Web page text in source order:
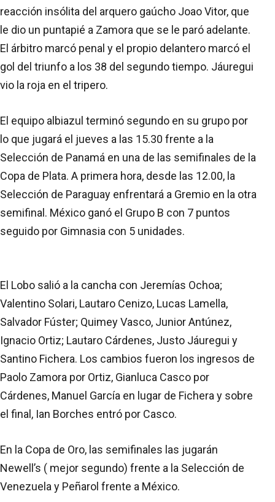
reacción insólita del arquero gaúcho Joao Vitor, que
le dio un puntapié a Zamora que se le paró adelante.
El árbitro marcó penal y el propio delantero marcó el
gol del triunfo a los 38 del segundo tiempo. Jáuregui
vio la roja en el tripero.
El equipo albiazul terminó segundo en su grupo por
lo que jugará el jueves a las 15.30 frente a la
Selección de Panamá en una de las semifinales de la
Copa de Plata. A primera hora, desde las 12.00, la
Selección de Paraguay enfrentará a Gremio en la otra
semifinal. México ganó el Grupo B con 7 puntos
seguido por Gimnasia con 5 unidades.
El Lobo salió a la cancha con Jeremías Ochoa;
Valentino Solari, Lautaro Cenizo, Lucas Lamella,
Salvador Fúster; Quimey Vasco, Junior Antúnez,
Ignacio Ortiz; Lautaro Cárdenes, Justo Jáuregui y
Santino Fichera. Los cambios fueron los ingresos de
Paolo Zamora por Ortiz, Gianluca Casco por
Cárdenes, Manuel García en lugar de Fichera y sobre
el final, Ian Borches entró por Casco.
En la Copa de Oro, las semifinales las jugarán
Newell’s ( mejor segundo) frente a la Selección de
Venezuela y Peñarol frente a México.